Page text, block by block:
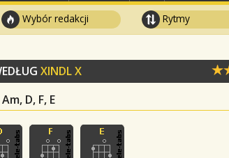
Wybór redakcji Rytmy
XINDL X
D, F, E